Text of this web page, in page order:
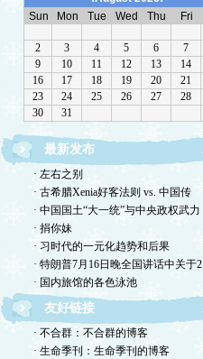
最新发布
· 左右之别
· 古希腊Xenia好客法则 vs. 中国传
· 中国国土“大一统”与中央政权武力
· 捐你妹
· 习时代的一元化趋势和后果
· 特朗普7月16日晚全国讲话中关于2
· 国内旅馆的各色泳池
友好链接
· 不合群：不合群的博客
· 生命季刊：生命季刊的博客